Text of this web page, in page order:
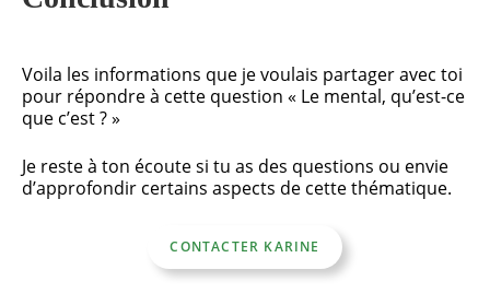
Voila les informations que je voulais partager avec toi
pour répondre à cette question « Le mental, qu’est-ce
que c’est ? »
Je reste à ton écoute si tu as des questions ou envie
d’approfondir certains aspects de cette thématique.
CONTACTER KARINE